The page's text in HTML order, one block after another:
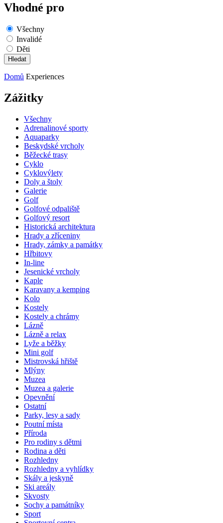
Vhodné pro
Všechny
Invalidé
Děti
Domů Experiences
Zážitky
Všechny
Adrenalinové sporty
Aquaparky
Beskydské vrcholy
Běžecké trasy
Cyklo
Cyklovýlety
Doly a štoly
Galerie
Golf
Golfové odpaliště
Golfový resort
Historická architektura
Hrady a zříceniny
Hrady, zámky a památky
Hřbitovy
In-line
Jesenické vrcholy
Kaple
Karavany a kemping
Kolo
Kostely
Kostely a chrámy
Lázně
Lázně a relax
Lyže a běžky
Mini golf
Mistrovská hřiště
Mlýny
Muzea
Muzea a galerie
Opevnění
Ostatní
Parky, lesy a sady
Poutní místa
Příroda
Pro rodiny s dětmi
Rodina a děti
Rozhledny
Rozhledny a vyhlídky
Skály a jeskyně
Ski areály
Skvosty
Sochy a památníky
Sport